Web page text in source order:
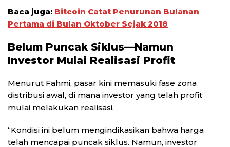
Baca juga: Bitcoin Catat Penurunan Bulanan
Pertama di Bulan Oktober Sejak 2018
Belum Puncak Siklus—Namun
Investor Mulai Realisasi Profit
Menurut Fahmi, pasar kini memasuki fase zona
distribusi awal, di mana investor yang telah profit
mulai melakukan realisasi.
“Kondisi ini belum mengindikasikan bahwa harga
telah mencapai puncak siklus. Namun, investor